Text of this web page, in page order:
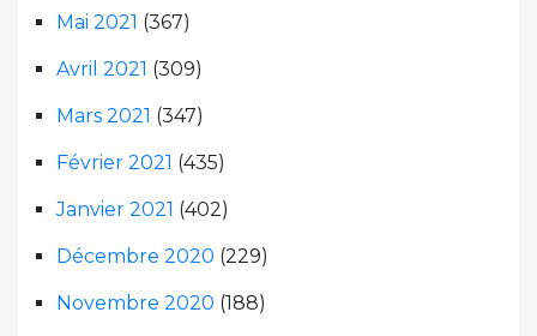
Mai 2021 (367)
Avril 2021 (309)
Mars 2021 (347)
Février 2021 (435)
Janvier 2021 (402)
Décembre 2020 (229)
Novembre 2020 (188)